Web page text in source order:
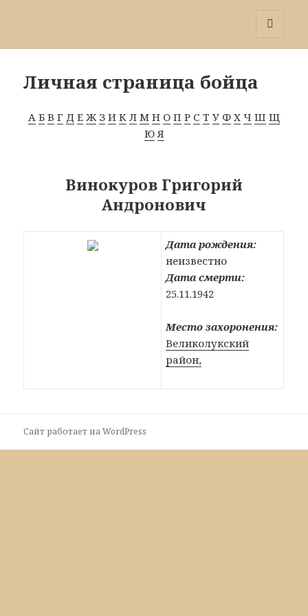
Личная страница бойца
А Б В Г Д Е Ж З И К Л М Н О П Р С Т У Ф Х Ч Ш Щ
Ю Я
Винокуров Григорий
Андронович
Дата рождения:
неизвестно
Дата смерти:
25.11.1942
Место захоронения:
Великолукский
район,
Сайт работает на WordPress